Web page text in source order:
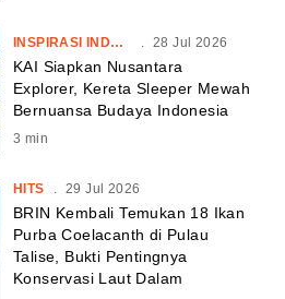
INSPIRASI INDONESIA 28 Jul 2026
KAI Siapkan Nusantara
Explorer, Kereta Sleeper Mewah
Bernuansa Budaya Indonesia
3 min
HITS 29 Jul 2026
BRIN Kembali Temukan 18 Ikan
Purba Coelacanth di Pulau
Talise, Bukti Pentingnya
Konservasi Laut Dalam